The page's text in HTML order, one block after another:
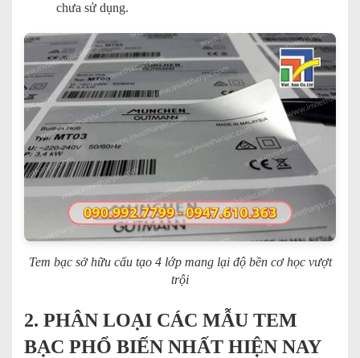
chưa sử dụng.
Tem bạc sở hữu cấu tạo 4 lớp mang lại độ bền cơ học vượt
trội
2. PHÂN LOẠI CÁC MẪU TEM
BẠC PHỔ BIẾN NHẤT HIỆN NAY